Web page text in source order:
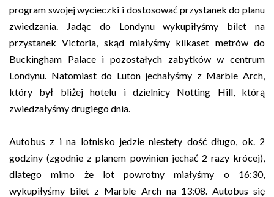
program swojej wycieczki i dostosować przystanek do planu
zwiedzania. Jadąc do Londynu wykupiłyśmy bilet na
przystanek Victoria, skąd miałyśmy kilkaset metrów do
Buckingham Palace i pozostałych zabytków w centrum
Londynu. Natomiast do Luton jechałyśmy z Marble Arch,
który był bliżej hotelu i dzielnicy Notting Hill, którą
zwiedzałyśmy drugiego dnia.
Autobus z i na lotnisko jedzie niestety dość długo, ok. 2
godziny (zgodnie z planem powinien jechać 2 razy krócej),
dlatego mimo że lot powrotny miałyśmy o 16:30,
wykupiłyśmy bilet z Marble Arch na 13:08. Autobus się